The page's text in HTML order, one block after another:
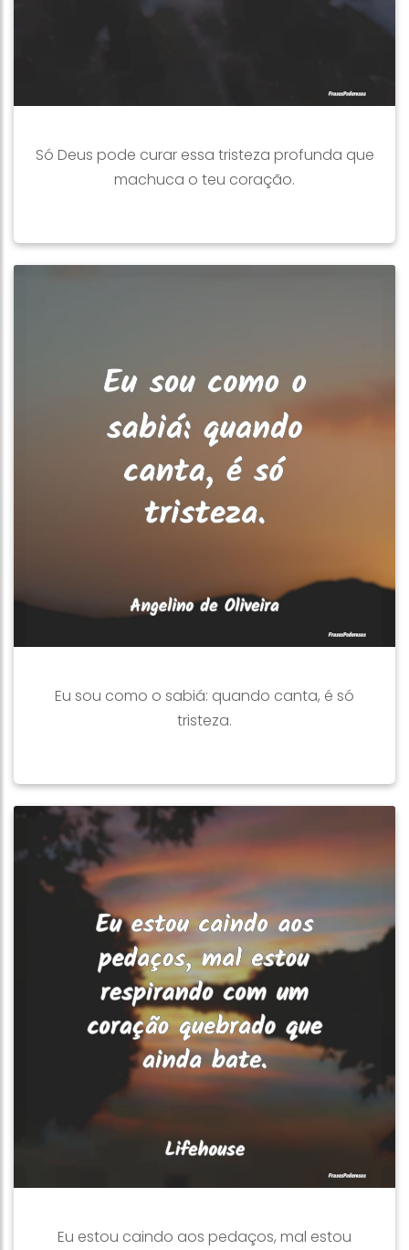
Só Deus pode curar essa tristeza profunda que
machuca o teu coração.
Eu sou como o sabiá: quando canta, é só
tristeza.
Eu estou caindo aos pedaços, mal estou